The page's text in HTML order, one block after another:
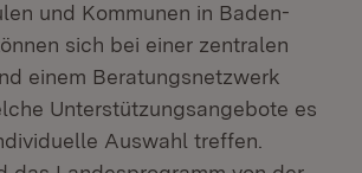
und Kommunen in Baden-
sich bei einer zentralen
einem Beratungsnetzwerk
Unterstützungsangebote es
Auswahl treffen.